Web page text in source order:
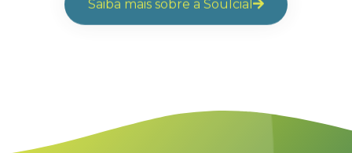
Saiba mais sobre a Soulcial